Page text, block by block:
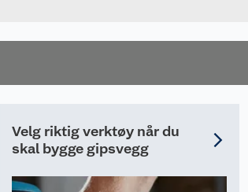
Velg riktig verktøy når du
skal bygge gipsvegg